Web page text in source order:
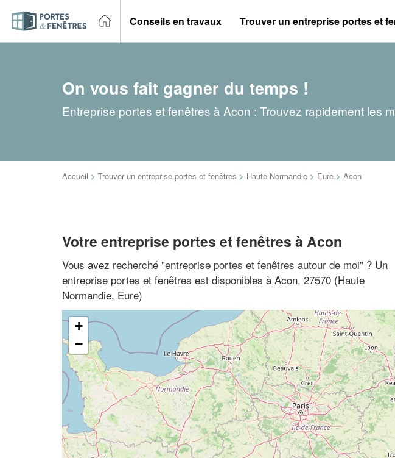
Conseils en travaux Trouver un entreprise portes et
On vous fait gagner du temps !
Entreprise portes et fenêtres à Acon : Trouvez rapidement les
Accueil > Trouver un entreprise portes et fenêtres > Haute Normandie > Eure > Acon
Votre entreprise portes et fenêtres à Acon
Vous avez recherché "entreprise portes et fenêtres autour de moi" ? Un
entreprise portes et fenêtres est disponibles à Acon, 27570 (Haute
Normandie, Eure)
+
−